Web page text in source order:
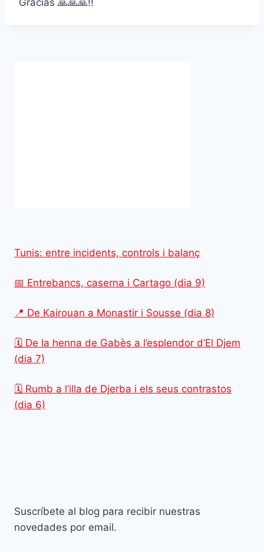
Tunis: entre incidents, controls i balanç
📅 Entrebancs, caserna i Cartago (dia 9)
📍 De Kairouan a Monastir i Sousse (dia 8)
🗓️ De la henna de Gabès a l’esplendor d’El Djem
(dia 7)
🗓️ Rumb a l’illa de Djerba i els seus contrastos
(dia 6)
Suscríbete al blog para recibir nuestras
novedades por email.